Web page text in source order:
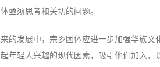
亟须思考和关切的问题。
发展中，宗乡团体应进一步加强华族
轻人兴趣的现代因素，吸引他们加入，